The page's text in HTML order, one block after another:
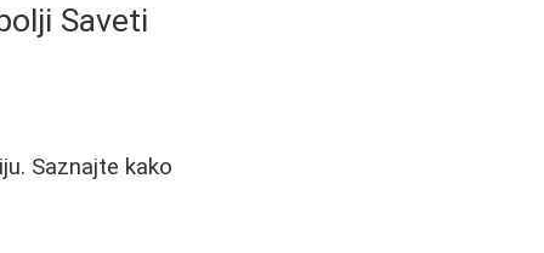
Saveti
Saznajte kako